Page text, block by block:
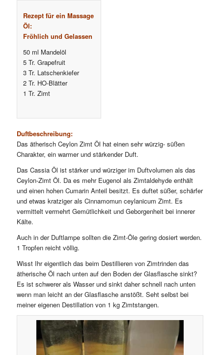
Rezept für ein Massage
Öl:
Fröhlich und Gelassen
50 ml Mandelöl
5 Tr. Grapefruit
3 Tr. Latschenkiefer
2 Tr. HO-Blätter
1 Tr. Zimt
Duftbeschreibung:
Das ätherisch Ceylon Zimt Öl hat einen sehr würzig- süßen
Charakter, ein warmer und stärkender Duft.
Das Cassia Öl ist stärker und würziger im Duftvolumen als das
Ceylon-Zimt Öl. Da es mehr Eugenol als Zimtaldehyde enthält
und einen hohen Cumarin Anteil besitzt. Es duftet süßer, schärfer
und etwas kratziger als Cinnamomun ceylanicum Zimt. Es
vermittelt vermehrt Gemütlichkeit und Geborgenheit bei innerer
Kälte.
Auch in der Duftlampe sollten die Zimt-Öle gering dosiert werden.
1 Tropfen reicht völlig.
Wisst Ihr eigentlich das beim Destillieren von Zimtrinden das
ätherische Öl nach unten auf den Boden der Glasflasche sinkt?
Es ist schwerer als Wasser und sinkt daher schnell nach unten
wenn man leicht an der Glasflasche anstößt. Seht selbst bei
meiner eigenen Destillation von 1 kg Zimtstangen.